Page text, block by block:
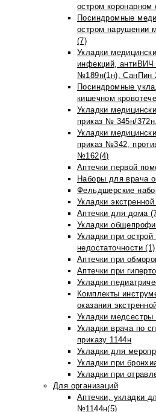
остром коронарном
Посиндромные
остром нарушении
(7)
Укладки
инфекций, антиВИЧ
№189н(1н), СанПин
Посиндромные
кишечном
Укладки
приказ № 345н/
Укладки
приказ №342,
№162(4)
Аптечки первой
Наборы для врача
Фельдшерские
Укладки
Аптечки для дома
Укладки
Укладки при
недостаточности (1)
Аптечки при
Аптечки при
Укладки
Комплекты
оказания
Укладки медсестры
Укладки врача по
приказу 1144н
Укладки для
Укладки при
Укладки при
Для организаций
Аптечки, укладки
№1144н(5)